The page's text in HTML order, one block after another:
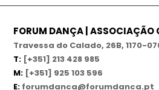
FORUM DANÇA | ASSOCIAÇÃO
Travessa do Calado, 26B, 1170-
T: [+351] 213 428 985
M: [+351] 925 103 596
E: forumdanca@forumdanca.pt